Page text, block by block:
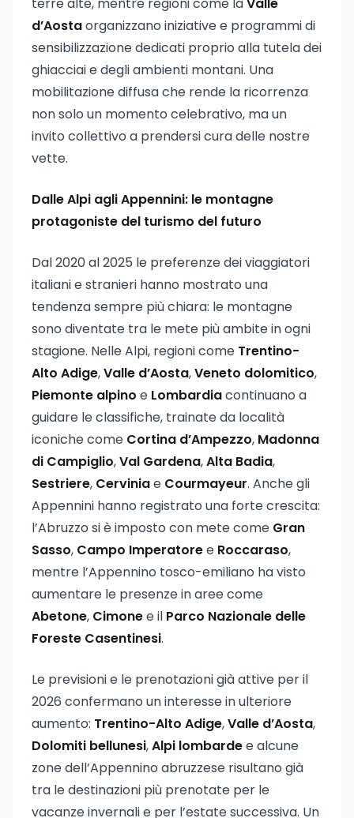
d’Aostaorganizzano iniziative e programmi di
sensibilizzazione dedicati proprio alla tutela dei
ghiacciai e degli ambienti montani. Una
mobilitazione diffusa che rende la ricorrenza
non solo un momento celebrativo, ma un
invito collettivo a prendersi cura delle nostre
vette.
Dalle Alpi agli Appennini: le montagne
protagoniste del turismo del futuro
Dal 2020 al 2025 le preferenze dei viaggiatori
italiani e stranieri hanno mostrato una
tendenza sempre più chiara: le montagne
sono diventate tra le mete più ambite in ogni
stagione. Nelle Alpi, regioni come Trentino-
Alto Adige,Valle d’Aosta,Veneto dolomitico,
Piemonte alpino e Lombardiacontinuano a
guidare le classifiche, trainate da località
iconiche come Cortina d’Ampezzo, Madonna
di Campiglio,Val Gardena,Alta Badia,
Sestriere, Cerviniae Courmayeur. Anche gli
Appennini hanno registrato una forte crescita:
l’Abruzzo si è imposto con mete come Gran
Sasso, Campo Imperatoree Roccaraso,
mentre l’Appennino tosco-emiliano ha visto
aumentare le presenze in aree come
Abetone, Cimonee il Parco Nazionale delle
Foreste Casentinesi.
Le previsioni e le prenotazioni già attive per il
2026 confermano un interesse in ulteriore
aumento: Trentino-Alto Adige,Valle d’Aosta,
Dolomiti bellunesi,Alpi lombardee alcune
zone dell’Appennino abruzzese risultano già
tra le destinazioni più prenotate per le
vacanze invernali e per l’estate successiva. Un